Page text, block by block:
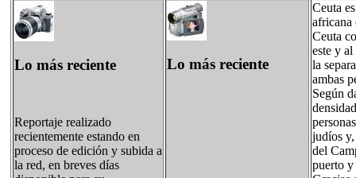
Lo más reciente
Reportaje realizado
recientemente estando en
proceso de edición y subida a
la red, en breves días
Lo más reciente
Ceuta
africana
Ceuta
este y
la
ambas
Según
judíos y,
del
puerto